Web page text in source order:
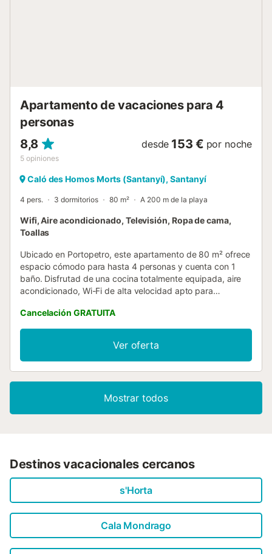
Apartamento de vacaciones para 4
personas
8,8
5 opiniones
desde 153 € por noche
Caló des Homos Morts (Santanyí), Santanyí
4 pers. 3 dormitorios 80 m² A 200 m de la playa
Wifi, Aire acondicionado, Televisión, Ropa de cama,
Toallas
Ubicado en Portopetro, este apartamento de 80 m² ofrece
espacio cómodo para hasta 4 personas y cuenta con 1
baño. Disfrutad de una cocina totalmente equipada, aire
acondicionado, Wi-Fi de alta velocidad apto para
dedicado. Para familias con niños pequeños, hay una trona
disponible. Salid al balcón privado, ideal para relajaros y
disfrutar del entorno. Tened en cuenta que no se permiten
eventos en la propiedad. El apartamento está cerca del
transporte público y de la playa, lo que facilita explorar la
Cancelación GRATUITA
Ver oferta
Mostrar todos
Destinos vacacionales cercanos
s'Horta
Cala Mondrago